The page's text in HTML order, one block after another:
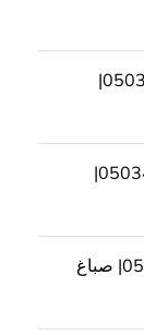
تركيب فورسيلنج في العين |0503418441|
تركيب عشب صناعي العين |0503418441|
شركة صبغ في الشارقة |0503418441| صباغ